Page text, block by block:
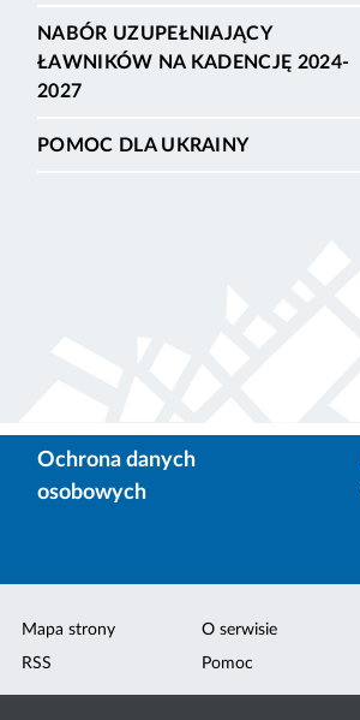
NABÓR UZUPEŁNIAJĄCY
ŁAWNIKÓW NA KADENCJĘ 2024-
2027
POMOC DLA UKRAINY
Ochrona danych
osobowych
Mapa strony
RSS
O serwisie
Pomoc